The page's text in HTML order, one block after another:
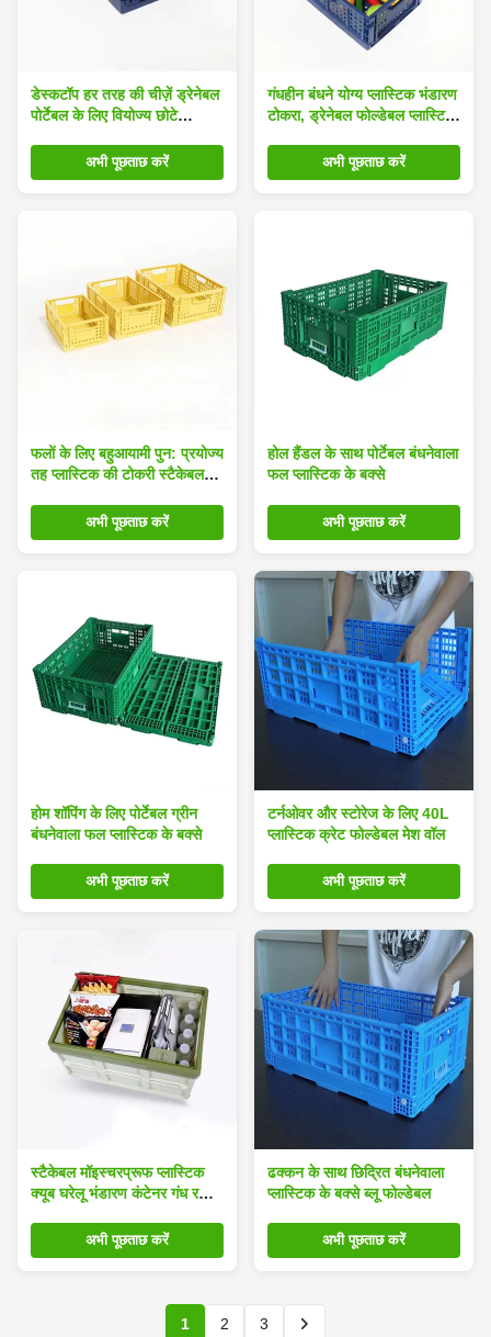
डेस्कटॉप हर तरह की चीज़ें ड्रेनेबल
पोर्टेबल के लिए वियोज्य छोटे
अभी पूछताछ करें
गंधहीन बंधने योग्य प्लास्टिक भंडारण
टोकरा, ड्रेनेबल फोल्डेबल प्लास्टिक
अभी पूछताछ करें
फलों के लिए बहुआयामी पुन: प्रयोज्य
तह प्लास्टिक की टोकरी स्टैकेबल
अभी पूछताछ करें
होल हैंडल के साथ पोर्टेबल बंधनेवाला
फल प्लास्टिक के बक्से
अभी पूछताछ करें
होम शॉपिंग के लिए पोर्टेबल ग्रीन
बंधनेवाला फल प्लास्टिक के बक्से
अभी पूछताछ करें
टर्नओवर और स्टोरेज के लिए 40L
प्लास्टिक क्रेट फोल्डेबल मेश वॉल
अभी पूछताछ करें
स्टैकेबल मॉइस्चरप्रूफ प्लास्टिक
क्यूब घरेलू भंडारण कंटेनर गंध रहित
अभी पूछताछ करें
ढक्कन के साथ छिद्रित बंधनेवाला
प्लास्टिक के बक्से ब्लू फोल्डेबल
अभी पूछताछ करें
1 2 3